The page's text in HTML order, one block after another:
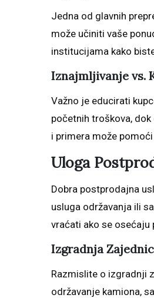
Jedna od glavnih
može učiniti vaše
institucijama kako
Iznajmljivanje vs.
Važno je educirati
početnih troškova,
i primera može
Uloga
Dobra postprodajna
usluga održavanja ili
vraćati ako se osećaju
Izgradnja
Razmislite o izgradnji
održavanje kamiona,